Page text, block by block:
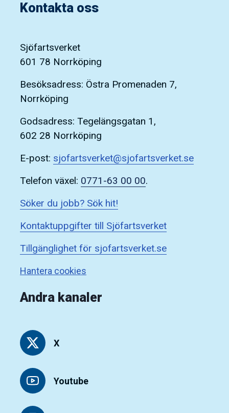
Kontakta oss
Sjöfartsverket
601 78 Norrköping
Besöksadress: Östra Promenaden 7,
Norrköping
Godsadress: Tegelängsgatan 1,
602 28 Norrköping
E-post: sjofartsverket@sjofartsverket.se
Telefon växel: 0771-63 00 00.
Söker du jobb? Sök hit!
Kontaktuppgifter till Sjöfartsverket
Tillgänglighet för sjofartsverket.se
Hantera cookies
Andra kanaler
X
Youtube